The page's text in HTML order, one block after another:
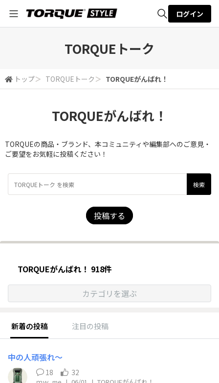
ログイン
TORQUEトーク
トップ＞ TORQUEトーク ＞ TORQUEがんばれ！
TORQUEがんばれ！
TORQUEの商品・ブランド、本コミュニティや編集部へのご意見・
ご要望をお気軽に投稿ください！
投稿する
TORQUEがんばれ！ 918件
カテゴリを選ぶ
新着の投稿 注目の投稿
中の人頑張れ～
18 32